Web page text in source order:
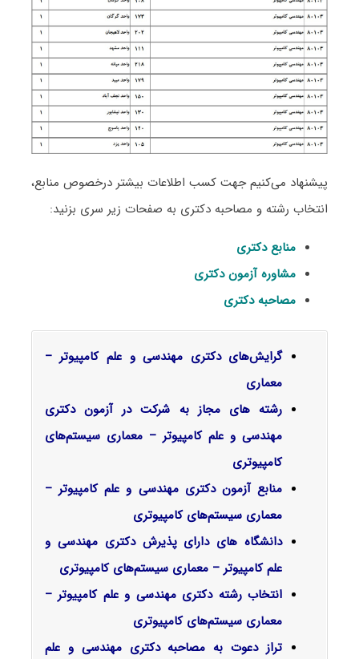
پیشنهاد می‌کنیم جهت کسب اطلاعات بیشتر درخصوص منابع،
انتخاب رشته و مصاحبه دکتری به صفحات زیر سری بزنید:
منابع دکتری
مشاوره آزمون دکتری
مصاحبه دکتری
گرایش‌های دکتری مهندسی و علم کامپیوتر –
معماری
رشته های مجاز به شرکت در آزمون دکتری
مهندسی و علم کامپیوتر – معماری سیستم‌های
کامپیوتری
منابع آزمون دکتری مهندسی و علم کامپیوتر –
معماری سیستم‌های کامپیوتری
دانشگاه های دارای پذیرش دکتری مهندسی و
علم کامپیوتر – معماری سیستم‌های کامپیوتری
انتخاب رشته دکتری مهندسی و علم کامپیوتر –
معماری سیستم‌های کامپیوتری
تراز دعوت به مصاحبه دکتری مهندسی و علم